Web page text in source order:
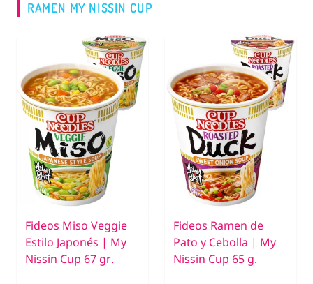
RAMEN MY NISSIN CUP
Fideos Miso Veggie
Estilo Japonés | My
Nissin Cup 67 gr.
Fideos Ramen de
Pato y Cebolla | My
Nissin Cup 65 g.